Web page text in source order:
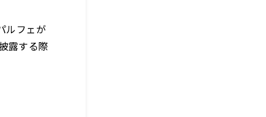
ルフェが
露する際